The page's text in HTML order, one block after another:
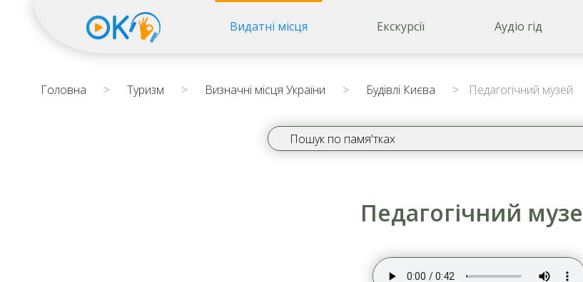
Видатні місця Екскурсії Аудіо гід
Головна > Туризм > Визначні місця України > Будівлі Києва > Педагогічний музей
Педагогічний